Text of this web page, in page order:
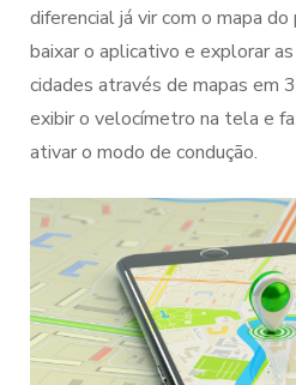
diferencial já vir com o mapa
baixar o aplicativo e explorar
cidades através de mapas em
exibir o velocímetro na tela e
ativar o modo de condução.